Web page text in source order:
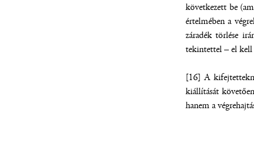
következett be
értelmében a
záradék törlése
tekintettel – el kell
[16] A
kiállítását
hanem a